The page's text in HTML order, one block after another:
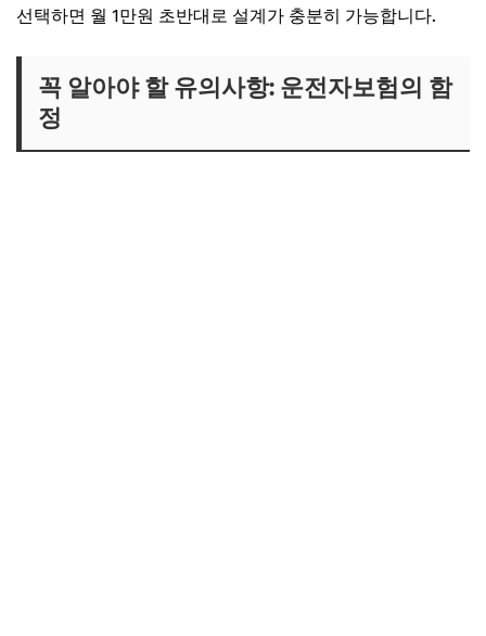
선택하면 월 1만원 초반대로 설계가 충분히 가능합니다.
꼭 알아야 할 유의사항: 운전자보험의 함
정